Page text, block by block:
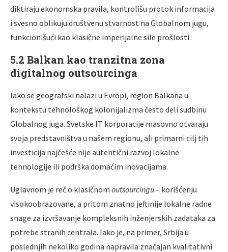
diktiraju ekonomska pravila, kontrolišu protok informacija
i svesno oblikuju društvenu stvarnost na Globalnom jugu,
funkcionišući kao klasične imperijalne sile prošlosti.
5.2 Balkan kao tranzitna zona
digitalnog outsourcinga
Iako se geografski nalazi u Evropi, region Balkana u
kontekstu tehnološkog kolonijalizma često deli sudbinu
Globalnog juga. Svetske IT korporacije masovno otvaraju
svoja predstavništva u našem regionu, ali primarni cilj tih
investicija najčešće nije autentični razvoj lokalne
tehnologije ili podrška domaćim inovacijama.
Uglavnom je reč o klasičnom outsourcingu– korišćenju
visokoobrazovane, a pritom znatno jeftinije lokalne radne
snage za izvršavanje kompleksnih inženjerskih zadataka za
potrebe stranih centrala. Iako je, na primer, Srbija u
poslednjih nekoliko godina napravila značajan kvalitativni